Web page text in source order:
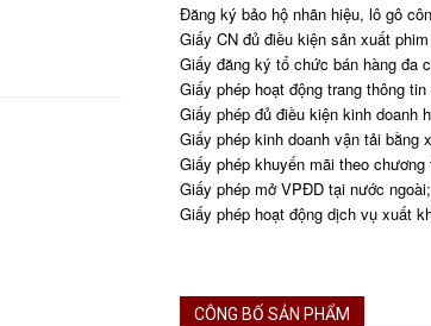
Đăng ký bảo hộ nhãn hiệu, lô gô
Giấy CN đủ điều kiện sản xuất phim
Giấy đăng ký tổ chức bán hàng đa
Giấy phép hoạt động trang thông
Giấy phép đủ điều kiện kinh doanh
Giấy phép kinh doanh vận tải bằng
Giấy phép khuyến mãi theo chương
Giấy phép mở VPĐD tại nước ngoài;
Giấy phép hoạt động dịch vụ xuất
CÔNG BỐ SẢN PHẨM